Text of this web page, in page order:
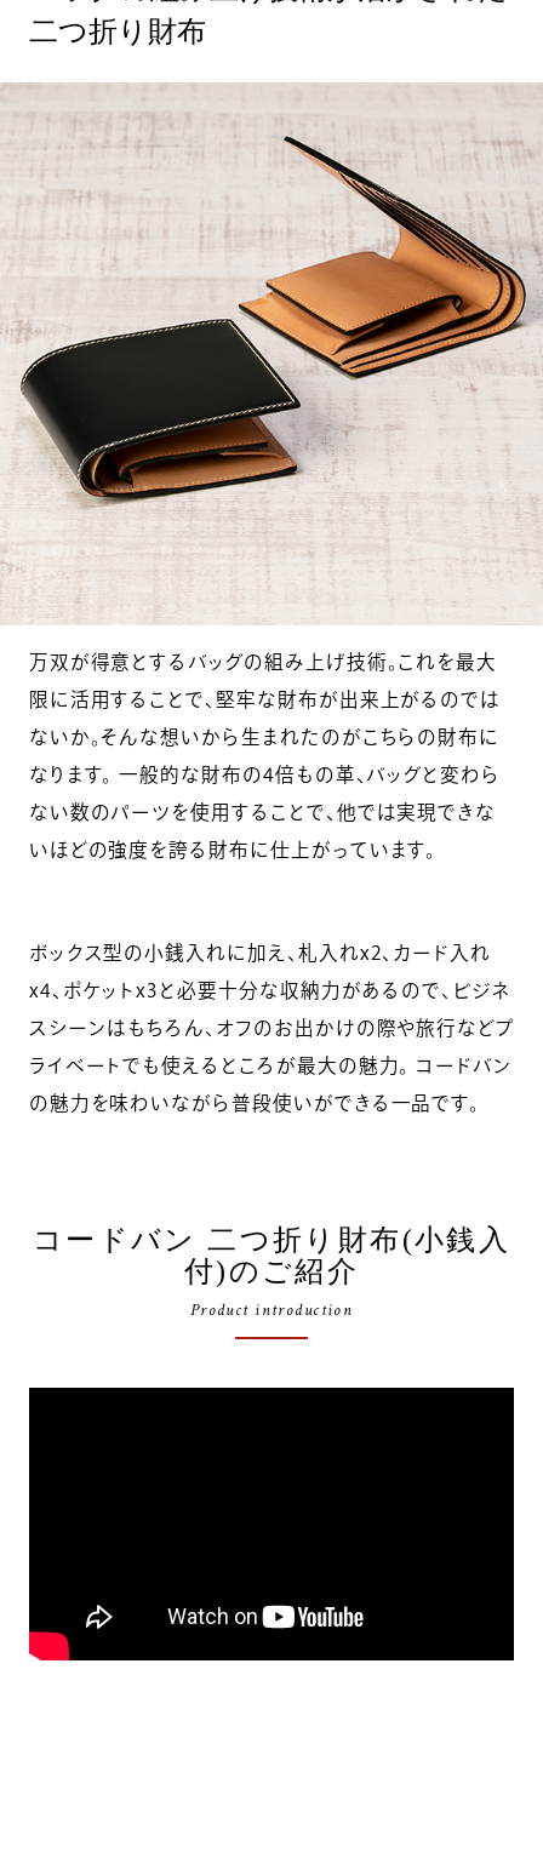
二つ折り財布
万双が得意とするバッグの組み上げ技術。これを最大
限に活用することで、堅牢な財布が出来上がるのでは
ないか。そんな想いから生まれたのがこちらの財布に
なります。 一般的な財布の4倍もの革、バッグと変わら
ない数のパーツを使用することで、他では実現できな
いほどの強度を誇る財布に仕上がっています。
ボックス型の小銭入れに加え、札入れx2、カード入れ
x4、ポケットx3と必要十分な収納力があるので、ビジネ
スシーンはもちろん、オフのお出かけの際や旅行などプ
ライベートでも使えるところが最大の魅力。 コードバン
の魅力を味わいながら普段使いができる一品です。
コードバン 二つ折り財布(小銭入
付)のご紹介
Product introduction